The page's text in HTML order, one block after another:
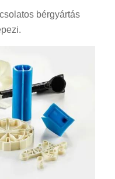
bérgyártás